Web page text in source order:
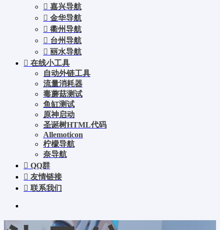
嘉兴导航
金华导航
衢州导航
台州导航
丽水导航
在线小工具
自动外链工具
流量消耗器
毒蘑菇测试
鱼缸测试
原神启动
圣诞树HTML代码
Allemoticon
柠檬导航
奈导航
QQ群
友情链接
联系我们